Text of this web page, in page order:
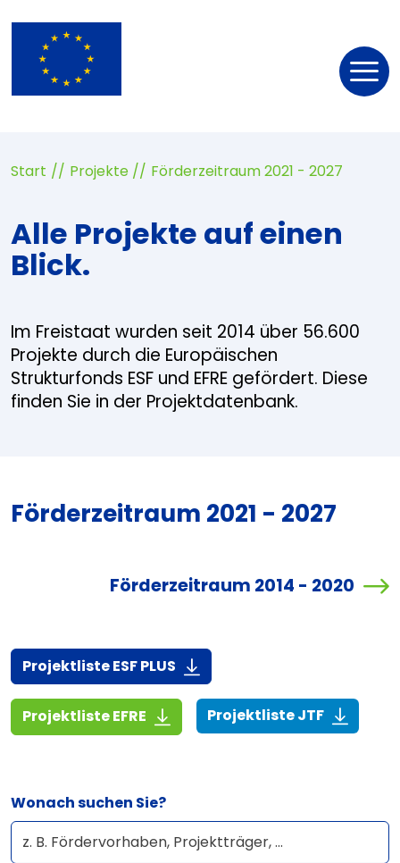
Start Projekte Förderzeitraum 2021 - 2027
Alle Projekte auf einen
Blick.
Im Freistaat wurden seit 2014 über 56.600
Projekte durch die Europäischen
Strukturfonds ESF und EFRE gefördert. Diese
finden Sie in der Projektdatenbank.
Förderzeitraum 2021 - 2027
Förderzeitraum 2014 - 2020
Projektliste ESF PLUS (916,7 KiB)
Projektliste EFRE (1,4 MiB)Projektliste JTF(268,6
Wonach suchen Sie?